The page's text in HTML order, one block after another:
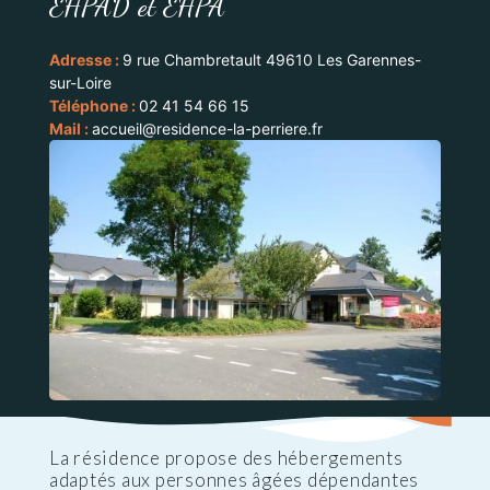
EHPAD et EHPA
Adresse : 9 rue Chambretault 49610 Les Garennes-
sur-Loire
Téléphone :02 41 54 66 15
Mail :accueil@residence-la-perriere.fr
La résidence propose des hébergements
adaptés aux personnes âgées dépendantes